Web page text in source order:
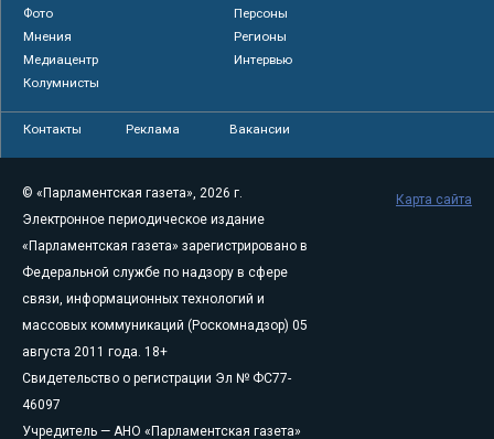
Фото
Персоны
Мнения
Регионы
Медиацентр
Интервью
Колумнисты
Контакты Реклама Вакансии
© «Парламентская газета», 2026 г.
Электронное периодическое издание
«Парламентская газета» зарегистрировано в
Федеральной службе по надзору в сфере
связи, информационных технологий и
массовых коммуникаций (Роскомнадзор) 05
августа 2011 года. 18+
Свидетельство о регистрации Эл № ФС77-
46097
Учредитель — АНО «Парламентская газета»
Карта сайта